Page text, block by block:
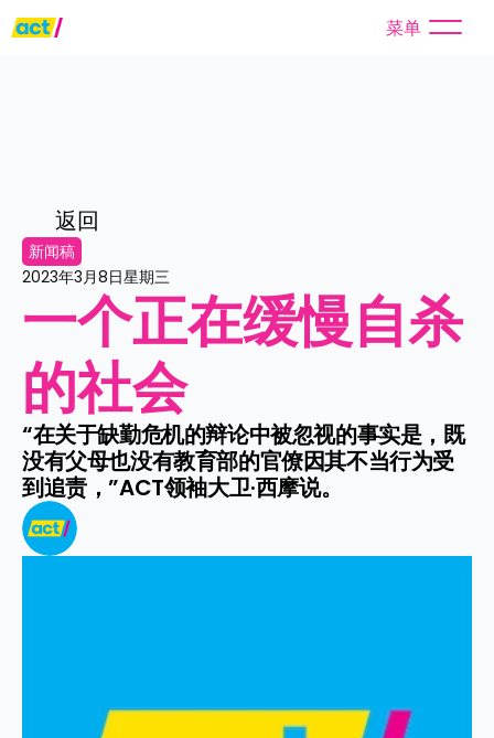
菜单
返回
新闻稿
2023年3月8日星期三
一个正在缓慢自杀
的社会
“在关于缺勤危机的辩论中被忽视的事实是，既
没有父母也没有教育部的官僚因其不当行为受
到追责，”ACT领袖大卫·西摩说。